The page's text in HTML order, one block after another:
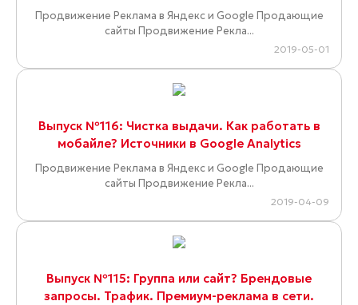
Продвижение Реклама в Яндекс и Google Продающие
сайты Продвижение Рекла...
2019-05-01
Выпуск №116: Чистка выдачи. Как работать в
мобайле? Источники в Google Analytics
Продвижение Реклама в Яндекс и Google Продающие
сайты Продвижение Рекла...
2019-04-09
Выпуск №115: Группа или сайт? Брендовые
запросы. Трафик. Премиум-реклама в сети.